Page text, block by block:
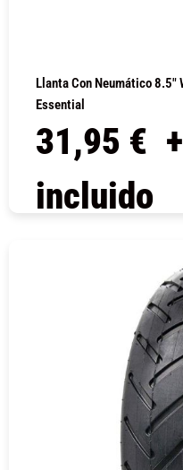
Llanta Con Neumático 8.5″
Essential
31,95 €
incluido